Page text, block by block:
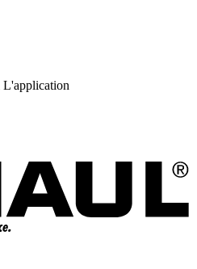
L'application